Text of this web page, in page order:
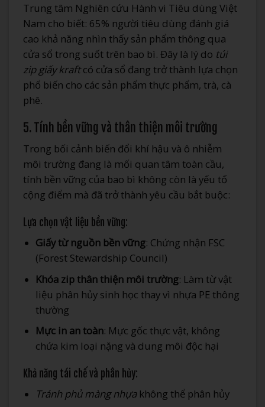
Trung tâm Nghiên cứu Hành vi Tiêu dùng Việt
Nam cho biết: 65% người tiêu dùng đánh giá
cao khả năng nhìn thấy sản phẩm thông qua
cửa sổ trong suốt trên bao bì. Đây là lý do túi
zip giấy kraftcó cửa sổ đang trở thành lựa chọn
phổ biến cho các sản phẩm thực phẩm, trà, cà
phê.
5. Tính bền vững và thân thiện môi trường
Trong bối cảnh biến đổi khí hậu và ô nhiễm
môi trường đang là mối quan tâm toàn cầu,
tính bền vững của bao bì không còn là yếu tố
cộng điểm mà đã trở thành yêu cầu bắt buộc:
Lựa chọn vật liệu bền vững:
Giấy từ nguồn bền vững: Chứng nhận FSC
(Forest Stewardship Council)
Khóa zip thân thiện môi trường: Làm từ vật
liệu phân hủy sinh học thay vì nhựa PE thông
thường
Mực in an toàn: Mực gốc thực vật, không
chứa kim loại nặng và dung môi độc hại
Khả năng tái chế và phân hủy:
Tránh phủ màng nhựakhông thể phân hủy